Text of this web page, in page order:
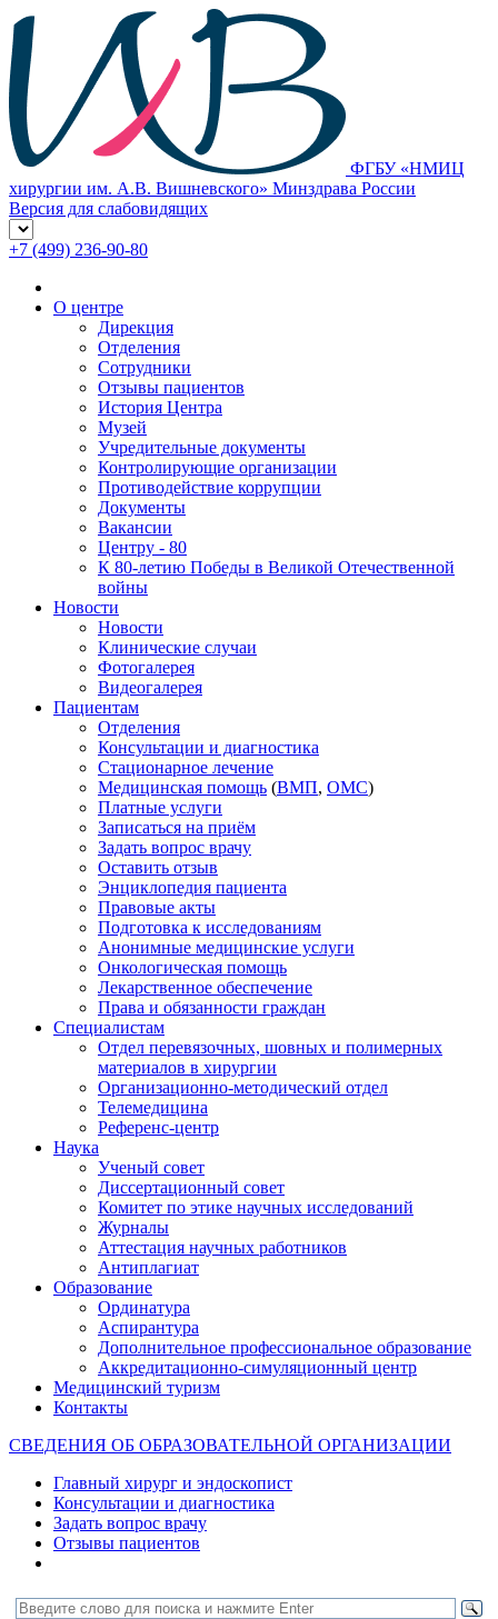
ФГБУ «НМИЦ
хирургии им. А.В. Вишневского» Минздрава России
Версия для слабовидящих
+7 (499) 236-90-80
О центре
Дирекция
Отделения
Сотрудники
Отзывы пациентов
История Центра
Музей
Учредительные документы
Контролирующие организации
Противодействие коррупции
Документы
Вакансии
Центру - 80
К 80-летию Победы в Великой Отечественной
войны
Новости
Новости
Клинические случаи
Фотогалерея
Видеогалерея
Пациентам
Отделения
Консультации и диагностика
Стационарное лечение
Медицинская помощь (ВМП, ОМС)
Платные услуги
Записаться на приём
Задать вопрос врачу
Оставить отзыв
Энциклопедия пациента
Правовые акты
Подготовка к исследованиям
Анонимные медицинские услуги
Онкологическая помощь
Лекарственное обеспечение
Права и обязанности граждан
Специалистам
Отдел перевязочных, шовных и полимерных
материалов в хирургии
Организационно-методический отдел
Телемедицина
Референс-центр
Наука
Ученый совет
Диссертационный совет
Комитет по этике научных исследований
Журналы
Аттестация научных работников
Антиплагиат
Образование
Ординатура
Аспирантура
Дополнительное профессиональное образование
Аккредитационно-симуляционный центр
Медицинский туризм
Контакты
СВЕДЕНИЯ ОБ ОБРАЗОВАТЕЛЬНОЙ ОРГАНИЗАЦИИ
Главный хирург и эндоскопист
Консультации и диагностика
Задать вопрос врачу
Отзывы пациентов